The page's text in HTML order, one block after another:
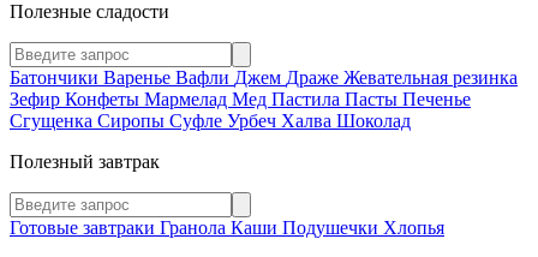
Полезные сладости
Батончики Варенье Вафли Джем Драже Жевательная резинка
Зефир Конфеты Мармелад Мед Пастила Пасты Печенье
Сгущенка Сиропы Суфле Урбеч Халва Шоколад
Полезный завтрак
Готовые завтраки Гранола Каши Подушечки Хлопья